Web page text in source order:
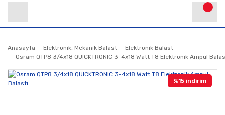
Anasayfa Elektronik, Mekanik Balast
Elektronik Balast
Osram QTP8 3/4x18 QUICKTRONIC 3-4x18 Watt T8 Elektronik Ampul
%15 indirim